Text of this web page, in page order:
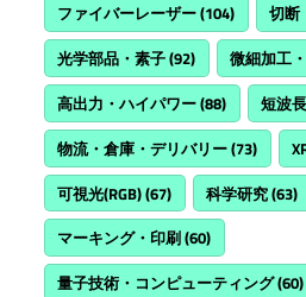
ファイバーレーザー(104) 切断
光学部品・素子(92) 微細加工
高出力・ハイパワー(88) 短波
物流・倉庫・デリバリー(73)
可視光(RGB)(67) 科学研究(63)
マーキング・印刷(60)
量子技術・コンピューティング(60)